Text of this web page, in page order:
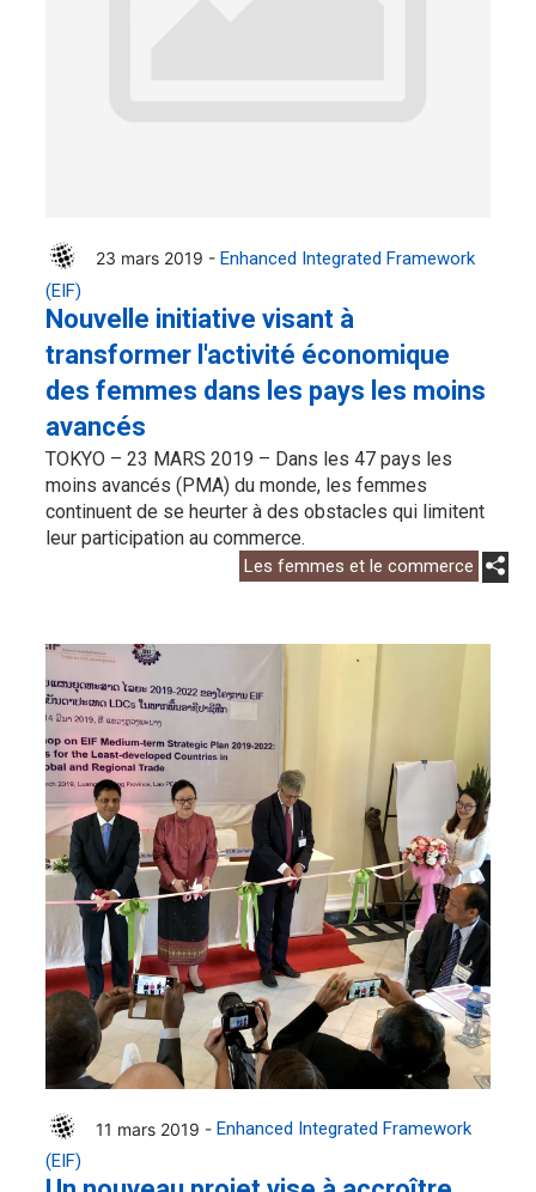
23 mars 2019 - Enhanced Integrated Framework
(EIF)
Nouvelle initiative visant à
transformer l'activité économique
des femmes dans les pays les moins
avancés
TOKYO – 23 MARS 2019 – Dans les 47 pays les
moins avancés (PMA) du monde, les femmes
continuent de se heurter à des obstacles qui limitent
leur participation au commerce.
Les femmes et le commerce
11 mars 2019 - Enhanced Integrated Framework
(EIF)